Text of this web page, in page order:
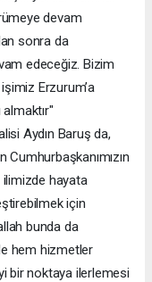
devam
sonra da
edeceğiz. Bizim
Erzurum’a
Aydın Baruş da,
ilimizde hayata
için
bunda da
hem hizmetler
bir noktaya ilerlemesi